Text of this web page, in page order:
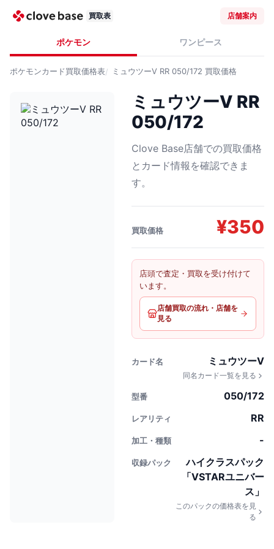
買取表 店舗案内
ポケモン ワンピース
ポケモンカード買取価格表 ミュウツーV RR 050/172 買取価格
ミュウツーV RR
050/172
Clove Base店舗での買取価格
とカード情報を確認できま
す。
買取価格 ¥350
店頭で査定・買取を受け付けて
います。
店舗買取の流れ・店舗を
見る
カード名 ミュウツーV
同名カード一覧を見る
型番 050/172
レアリティ RR
加工・種類 -
収録パック
ハイクラスパック
「VSTARユニバー
ス」
このパックの価格表を見
る